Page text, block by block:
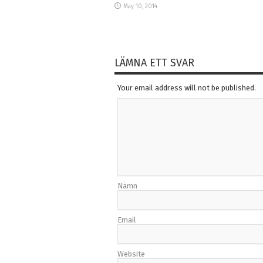
May 10, 2014
LÄMNA ETT SVAR
Your email address will not be published.
Nämn
Email
Website